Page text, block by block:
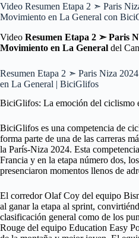
Video Resumen Etapa 2 ➣ Paris
Movimiento en La General con
Video Resumen Etapa 2 ➣ Paris
Movimiento en La General del
Resumen Etapa 2 ➣ Paris Niza
en La General | BiciGlifos
BiciGlifos: La emoción del ciclismo
BiciGlifos es una competencia de
forma parte de una de las carreras
la París-Niza 2024. Esta
Francia y en la etapa número dos,
presenciaron momentos llenos de
El corredor Olaf Coy del equipo
al ganar la etapa al sprint,
clasificación general como de los
Rouge del equipo Education Easy